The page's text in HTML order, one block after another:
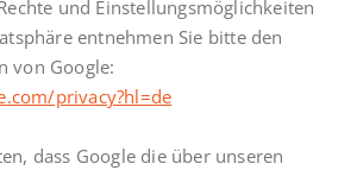
und Einstellungsmöglichkeiten
entnehmen Sie bitte den
von Google:
privacy?hl=de
dass Google die über unseren